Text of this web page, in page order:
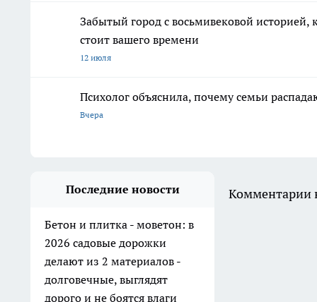
Забытый город с восьмивековой историей,
стоит вашего времени
12 июля
Психолог объяснила, почему семьи
Вчера
Последние новости
Бетон и плитка - моветон: в
2026 садовые дорожки
делают из 2 материалов -
долговечные, выглядят
дорого и не боятся влаги
Комментарии